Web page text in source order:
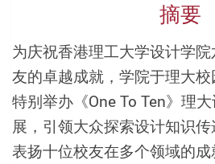
摘要
为庆祝香港理工大学设计学
友的卓越成就，学院于理大
特别举办《One To Ten》理
展，引领大众探索设计知识传
表扬十位校友在多个领域的